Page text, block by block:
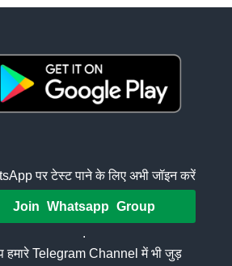
पर टेस्ट पाने के लिए अभी जॉइन करें
Join Whatsapp Group
.
हमारे Telegram Channel में भी जुड़